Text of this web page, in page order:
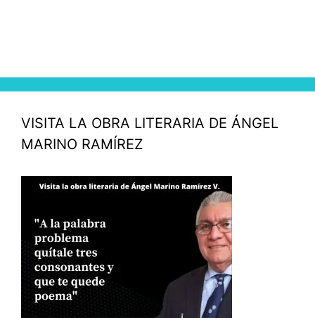
VISITA LA OBRA LITERARIA DE ÁNGEL
MARINO RAMÍREZ